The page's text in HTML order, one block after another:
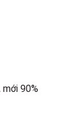
90%